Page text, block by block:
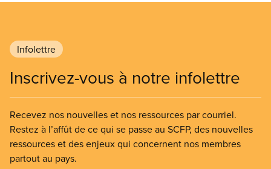
Infolettre
Inscrivez-vous à notre infolettre
Recevez nos nouvelles et nos ressources par courriel.
Restez à l’affût de ce qui se passe au SCFP, des nouvelles
ressources et des enjeux qui concernent nos membres
partout au pays.